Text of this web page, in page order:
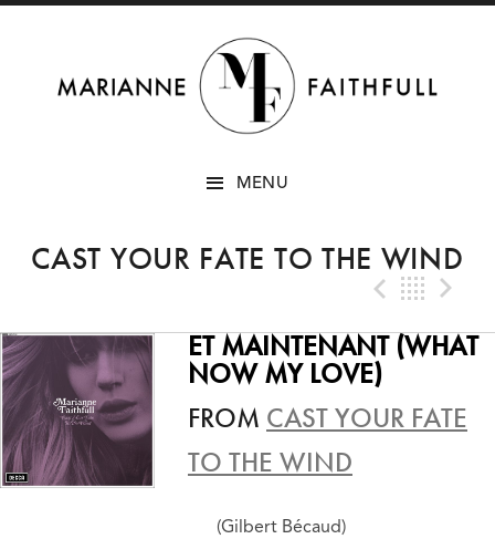
MENU
CAST YOUR FATE TO THE WIND
ET MAINTENANT (WHAT
NOW MY LOVE)
FROM CAST YOUR FATE
TO THE WIND
(Gilbert Bécaud)